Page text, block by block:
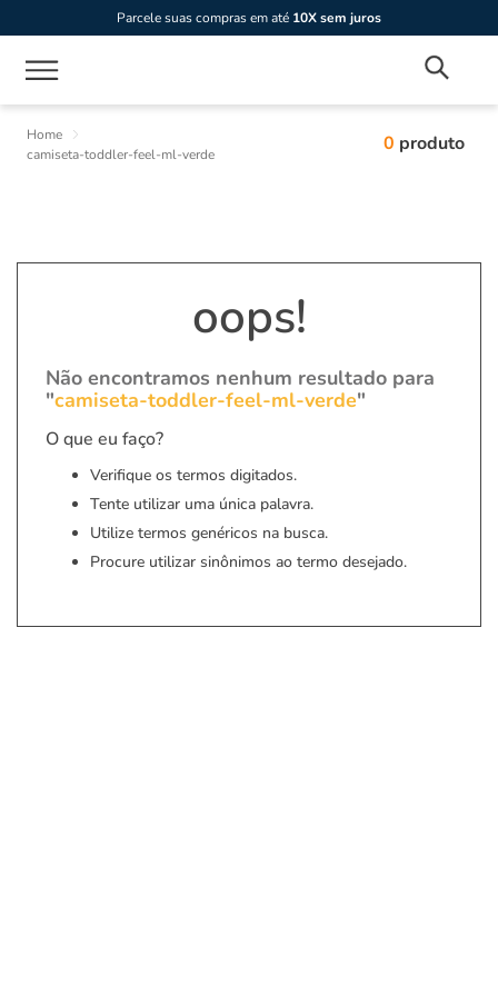
Parcele suas compras em até 10X sem juros
camiseta-toddler-feel-ml-verde 0 produto
oops!
Não encontramos nenhum resultado para
"camiseta-toddler-feel-ml-verde"
O que eu faço?
Verifique os termos digitados.
Tente utilizar uma única palavra.
Utilize termos genéricos na busca.
Procure utilizar sinônimos ao termo desejado.